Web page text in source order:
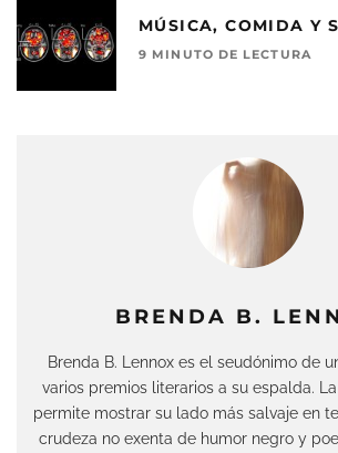
BRENDA B.
Brenda B. Lennox es el seudónimo de
varios premios literarios a su espalda.
permite mostrar su lado más salvaje en
crudeza no exenta de humor negro y
MÚSICA, COMIDA Y
9 MINUTO DE LECTURA